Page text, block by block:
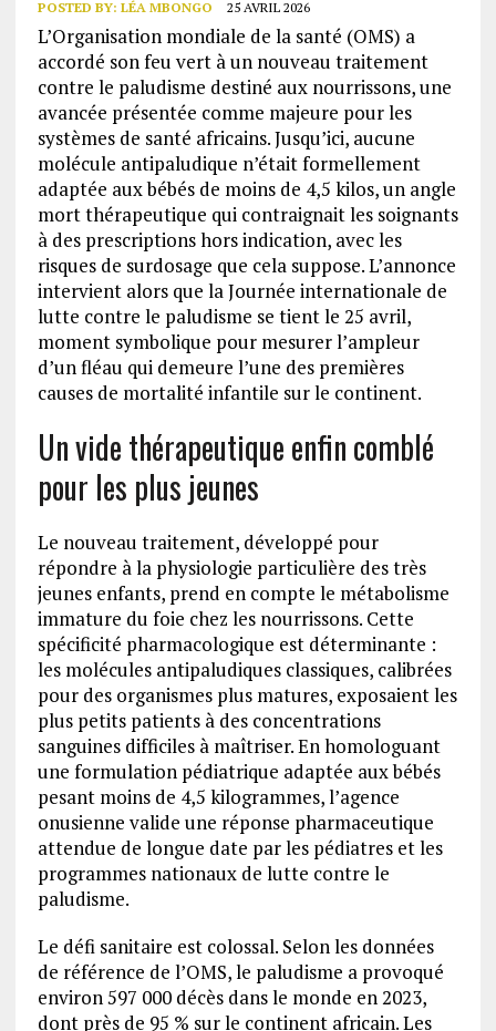
POSTED BY: LÉA MBONGO 25 AVRIL 2026
L’Organisation mondiale de la santé (OMS) a
accordé son feu vert à un nouveau traitement
contre le paludisme destiné aux nourrissons, une
avancée présentée comme majeure pour les
systèmes de santé africains. Jusqu’ici, aucune
molécule antipaludique n’était formellement
adaptée aux bébés de moins de 4,5 kilos, un angle
mort thérapeutique qui contraignait les soignants
à des prescriptions hors indication, avec les
risques de surdosage que cela suppose. L’annonce
intervient alors que la Journée internationale de
lutte contre le paludisme se tient le 25 avril,
moment symbolique pour mesurer l’ampleur
d’un fléau qui demeure l’une des premières
causes de mortalité infantile sur le continent.
Un vide thérapeutique enfin comblé
pour les plus jeunes
Le nouveau traitement, développé pour
répondre à la physiologie particulière des très
jeunes enfants, prend en compte le métabolisme
immature du foie chez les nourrissons. Cette
spécificité pharmacologique est déterminante :
les molécules antipaludiques classiques, calibrées
pour des organismes plus matures, exposaient les
plus petits patients à des concentrations
sanguines difficiles à maîtriser. En homologuant
une formulation pédiatrique adaptée aux bébés
pesant moins de 4,5 kilogrammes, l’agence
onusienne valide une réponse pharmaceutique
attendue de longue date par les pédiatres et les
programmes nationaux de lutte contre le
paludisme.
Le défi sanitaire est colossal. Selon les données
de référence de l’OMS, le paludisme a provoqué
environ 597 000 décès dans le monde en 2023,
dont près de 95 % sur le continent africain. Les